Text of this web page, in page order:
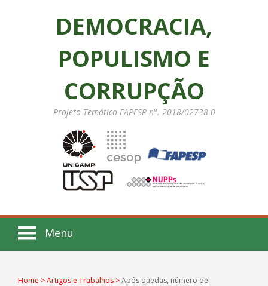
DEMOCRACIA,
POPULISMO E
CORRUPÇÃO
Projeto Temático FAPESP n°. 2018/02738-0
Menu
Home >Artigos e Trabalhos >Após quedas, número de